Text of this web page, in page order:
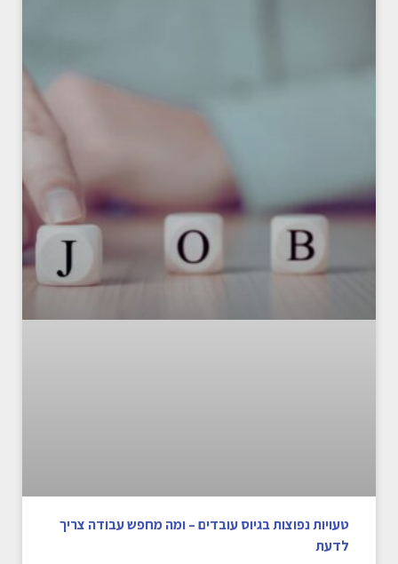
טעויות נפוצות בגיוס עובדים – ומה מחפש עבודה צריך
לדעת